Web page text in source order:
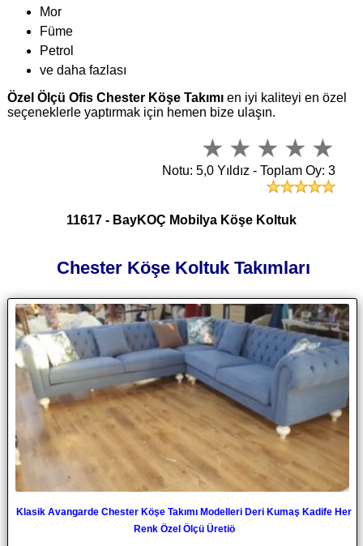
Mor
Füme
Petrol
ve daha fazlası
Özel Ölçü Ofis Chester Köşe Takımıen iyi kaliteyi en özel
seçeneklerle yaptırmak için hemen bize ulaşın.
Notu: 5,0 Yıldız - Toplam Oy: 3
11617 - BayKOÇ Mobilya Köşe Koltuk
Chester Köşe Koltuk Takımları
Klasik Avangarde Chester Köşe Takımı Modelleri Deri Kumaş Kadife Her
Renk Özel Ölçü Üretiö